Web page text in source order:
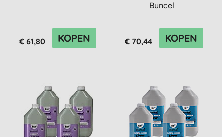
€ 61,80 KOPEN
Bundel
€ 70,44 KOPEN